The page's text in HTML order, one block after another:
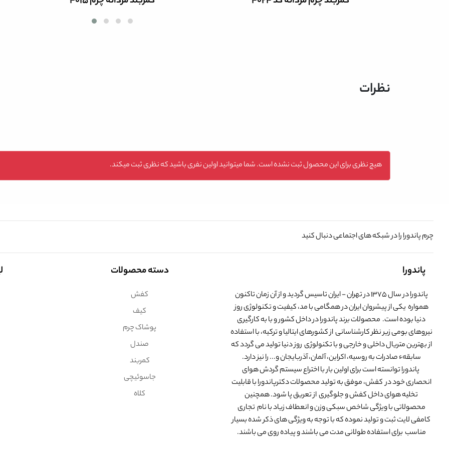
نظرات
هیچ نظری برای این محصول ثبت نشده است. شما میتوانید اولین نفری باشید که نظری ثبت میکند.
چرم پاندورا را در شبکه های اجتماعی دنبال کنید
پاندورا
پاندورا در سال 1375 در تهران - ایران تاسیس گردید و از آن زمان تاکنون
همواره یکی از پیشروان ایران در همگامی با مد، کیفیت و تکنولوژی روز
دنیا بوده است. محصولات برند پاندورا در داخل کشور و با به کارگیری
نیروهای بومی زیر نظر کارشناسانی از کشورهای ایتالیا و ترکیه، با استفاده
از بهترین متریال داخلی و خارجی و با تکنولوژی روز دنیا تولید می گردد که
سابقهء صادرات به روسیه، اکراین، آلمان، آذربایجان و... را نیز دارد.
پاندورا توانسته است برای اولین بار با اختراع سیستم گردش هوای
انحصاری خود در کفش، موفق به تولید محصولات دکترپاندورا با قابلیت
تخلیه هوای داخل کفش و جلوگیری از تعریق پا شود. همچنین
محصولاتی با ویژگی شاخص سبکی وزن و انعطاف زیاد با نام تجاری
کامفی لایت ثبت و تولید نموده که با توجه به ویژگی های ذکر شده بسیار
مناسب برای استفاده طولانی مدت می باشند و پیاده روی می باشند.
دسته محصولات
کفش
کیف
پوشاک چرم
صندل
کمربند
جاسوئیچی
کلاه